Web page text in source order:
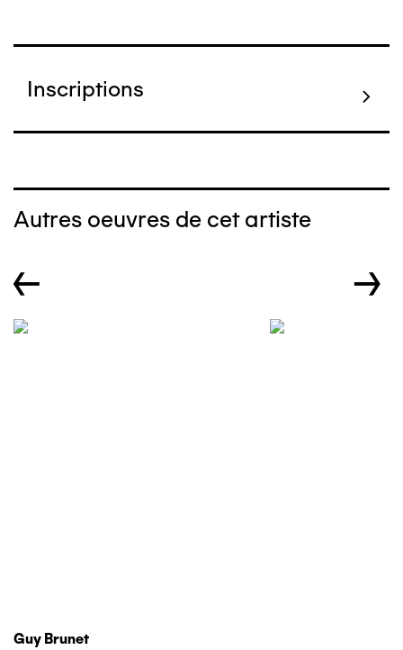
Inscriptions
Autres oeuvres de cet artiste
← →
Guy Brunet